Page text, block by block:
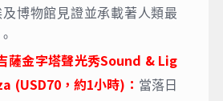
博物館見證並承載著人類最
薩金字塔聲光秀Sound & Lig
(USD70，約1小時)： 當落日